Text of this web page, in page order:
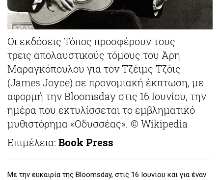
Οι εκδόσεις Τόπος προσφέρουν τους
τρεις απολαυστικούς τόμους του Άρη
Μαραγκόπουλου για τον Τζέιμς Τζόις
(James Joyce) σε προνομιακή έκπτωση, με
αφορμή την Bloomsday στις 16 Ιουνίου, την
ημέρα που εκτυλίσσεται το εμβληματικό
μυθιστόρημα «Οδυσσέας». © Wikipedia
Επιμέλεια: Book Press
Με την ευκαιρία της Bloomsday, στις 16 Ιουνίου και για έναν